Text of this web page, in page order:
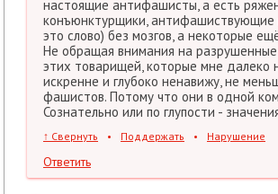
настоящие антифашисты, а есть
конъюнктурщики, антифашиствующие
это слово) без мозгов, а некоторые
Не обращая внимания на
этих товарищей, которые мне далеко
искренне и глубоко ненавижу, не
фашистов. Потому что они в одной
Сознательно или по глупости -
↑ Свернуть • Поддержать • Нарушение
Ответить